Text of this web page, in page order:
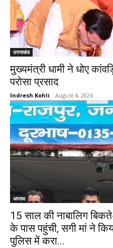
उत्तराखंड
मुख्यमंत्री धामी ने धोए
परोसा प्रसाद
Indresh Kohli - August 4, 2026
अपराध
15 साल की नाबालिग
के पास पहुंची, सगी मां ने
पुलिस में करा...